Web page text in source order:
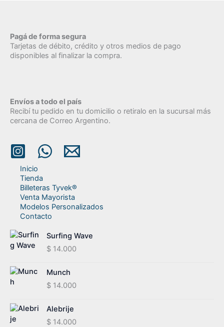
Pagá de forma segura
Tarjetas de débito, crédito y otros medios de pago
disponibles al finalizar la compra.
Envíos a todo el país
Recibí tu pedido en tu domicilio o retiralo en la sucursal más
cercana de Correo Argentino.
Inicio
Tienda
Billeteras Tyvek®
Venta Mayorista
Modelos Personalizados
Contacto
Surfing Wave
$14.000
Munch
$14.000
Alebrije
$14.000